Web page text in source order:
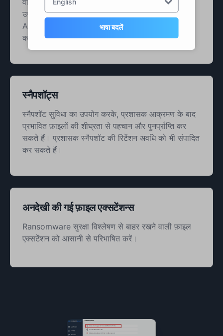
English
भाषा बदलें
उजागर करने के लिए आपको ईमेल अलर्ट भेजने के लिए RDS
Advanced Security के लिए अपने SMTP सेटिंग्स को
कॉन्फ़िगर करें।
स्नैपशॉट्स
स्नैपशॉट सुविधा का उपयोग करके, प्रशासक आक्रमण के बाद
प्रभावित फ़ाइलों की शीघ्रता से पहचान और पुनर्प्राप्ति कर
सकते हैं। प्रशासक स्नैपशॉट की रिटेंशन अवधि को भी संपादित
कर सकते हैं।
अनदेखी की गई फ़ाइल एक्सटेंशन्स
Ransomware सुरक्षा विश्लेषण से बाहर रखने वाली फ़ाइल
एक्सटेंशन को आसानी से परिभाषित करें।